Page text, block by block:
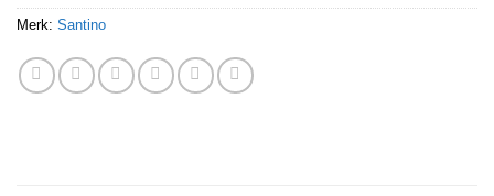
Merk: Santino